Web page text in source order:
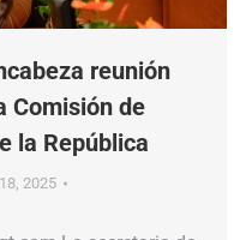
reunión
Comisión de
la República
2025